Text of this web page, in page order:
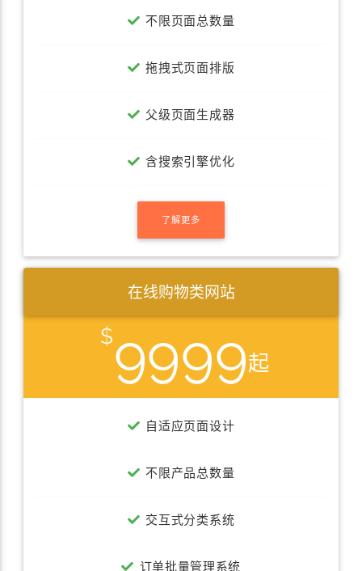
不限页面总数量
拖拽式页面排版
父级页面生成器
含搜索引擎优化
了解更多
9999
在线购物类网站
自适应页面设计
不限产品总数量
交互式分类系统
订单批量管理系统